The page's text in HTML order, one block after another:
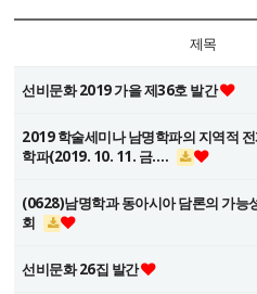
제목
선비문화 2019 가을 제36호 발간
2019 학술세미나 남명학파의 지역적
학파(2019. 10. 11. 금.…
(0628)남명학과 동아시아 담론의 가능
회
선비문화 26집 발간